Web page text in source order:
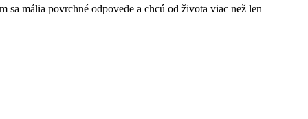
mália povrchné odpovede a chcú od života viac než len